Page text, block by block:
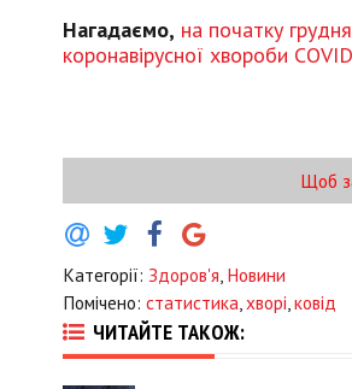
Нагадаємо, на початку
коронавірусної хвороби
Щоб
Категорії: Здоров'я, Новини
Помічено: статистика,хворі,ковід
ЧИТАЙТЕ ТАКОЖ: